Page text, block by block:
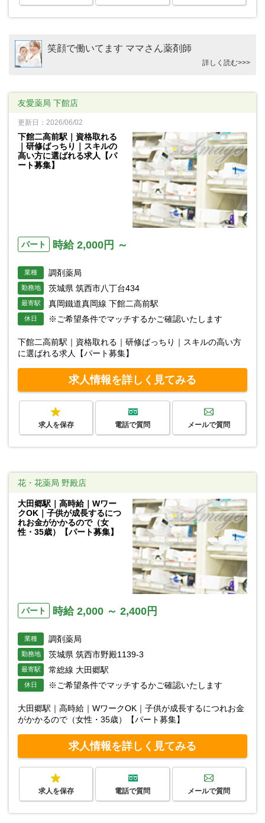
笑顔で働いてます ママさん薬剤師
詳しく読む>>>
友愛薬局 下館店
更新日：2026/06/02
下館二高前駅｜資格取れる
｜研修ばっちり｜スキルの
高い方に選ばれる求人【パ
ート募集】
パート 時給 2,000円 ～
業種 調剤薬局
勤務地 茨城県 筑西市八丁台434
最寄駅 真岡鐵道真岡線 下館二高前駅
休日 ※ご希望条件でマッチするかご確認いたします
下館二高前駅｜資格取れる｜研修ばっちり｜スキルの高い方
に選ばれる求人【パート募集】
求人情報を詳しく見てみる
求人を保存 電話で質問 メールで質問
花・花薬局 野殿店
大田郷駅｜高時給｜Wワー
クOK｜子供が成長するにつ
れお金がかかるので（女
性・35歳）【パート募集】
パート 時給 2,000 ～ 2,400円
業種 調剤薬局
勤務地 茨城県 筑西市野殿1139-3
最寄駅 常総線 大田郷駅
休日 ※ご希望条件でマッチするかご確認いたします
大田郷駅｜高時給｜WワークOK｜子供が成長するにつれお金
がかかるので（女性・35歳）【パート募集】
求人情報を詳しく見てみる
求人を保存 電話で質問 メールで質問